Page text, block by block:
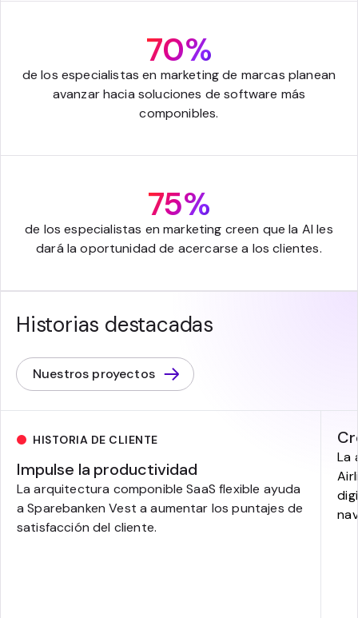
70%
de los especialistas en marketing de marcas planean
avanzar hacia soluciones de software más
componibles.
75%
de los especialistas en marketing creen que la AI les
dará la oportunidad de acercarse a los clientes.
Historias destacadas
Nuestros proyectos
HISTORIA DE CLIENTE
Impulse la productividad
La arquitectura componible SaaS flexible ayuda
a Sparebanken Vest a aumentar los puntajes de
satisfacción del cliente.
La